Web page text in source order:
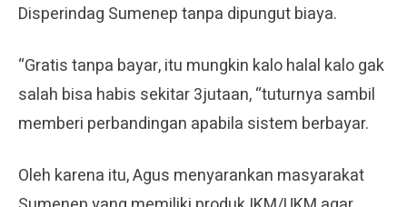
Disperindag Sumenep tanpa dipungut biaya.
“Gratis tanpa bayar, itu mungkin kalo halal kalo gak
salah bisa habis sekitar 3jutaan, “tuturnya sambil
memberi perbandingan apabila sistem berbayar.
Oleh karena itu, Agus menyarankan masyarakat